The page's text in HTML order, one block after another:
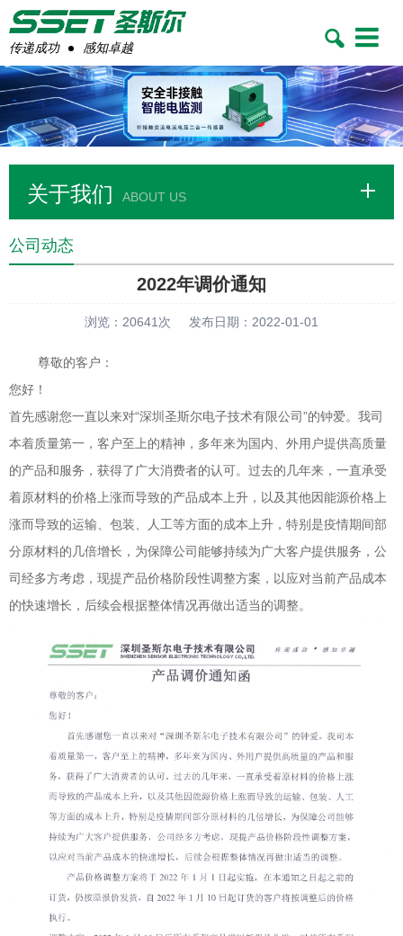
传递成功 感知卓越
Toggle
关于我们 ABOUT US
公司动态
2022年调价通知
浏览：20641次 发布日期：2022-01-01
尊敬的客户：
您好！
首先感谢您一直以来对“深圳圣斯尔电子技术有限公司”的钟爱。我司
本着质量第一，客户至上的精神，多年来为国内、外用户提供高质量
的产品和服务，获得了广大消费者的认可。过去的几年来，一直承受
着原材料的价格上涨而导致的产品成本上升，以及其他因能源价格上
涨而导致的运输、包装、人工等方面的成本上升，特别是疫情期间部
分原材料的几倍增长，为保障公司能够持续为广大客户提供服务，公
司经多方考虑，现提产品价格阶段性调整方案，以应对当前产品成本
的快速增长，后续会根据整体情况再做出适当的调整。